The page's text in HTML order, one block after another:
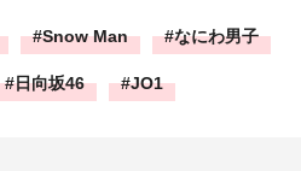
Snow Man なにわ男子
日向坂46 JO1